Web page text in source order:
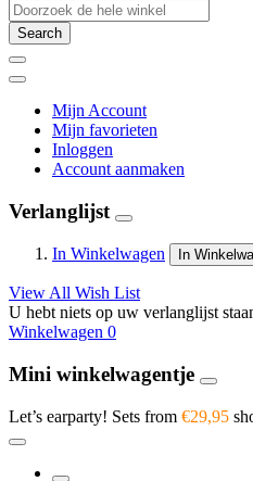
Search
Mijn Account
Mijn favorieten
Inloggen
Account aanmaken
Verlanglijst
In Winkelwagen In
View All Wish List
U hebt niets op uw verlanglijst
Winkelwagen 0
Mini winkelwagentje
Let’s earparty! Sets from €29,95